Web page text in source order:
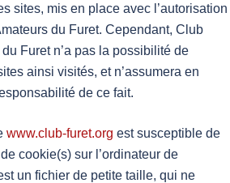
sites, mis en place avec l’autorisation
du Furet. Cependant, Club
Furet n’a pas la possibilité de
ainsi visités, et n’assumera en
de ce fait.
www.club-furet.org est susceptible de
cookie(s) sur l’ordinateur de
un fichier de petite taille, qui ne